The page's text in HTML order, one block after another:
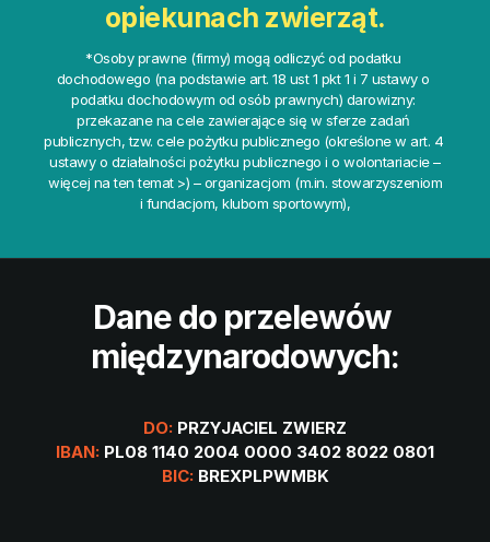
opiekunach zwierząt.
*Osoby prawne (firmy) mogą odliczyć od podatku
dochodowego (na podstawie art. 18 ust 1 pkt 1 i 7 ustawy o
podatku dochodowym od osób prawnych) darowizny:
przekazane na cele zawierające się w sferze zadań
publicznych, tzw. cele pożytku publicznego (określone w art. 4
ustawy o działalności pożytku publicznego i o wolontariacie –
więcej na ten temat >) – organizacjom (m.in. stowarzyszeniom
i fundacjom, klubom sportowym),
Dane do przelewów
międzynarodowych:
DO: PRZYJACIEL ZWIERZ
IBAN: PL08 1140 2004 0000 3402 8022 0801
BIC: BREXPLPWMBK